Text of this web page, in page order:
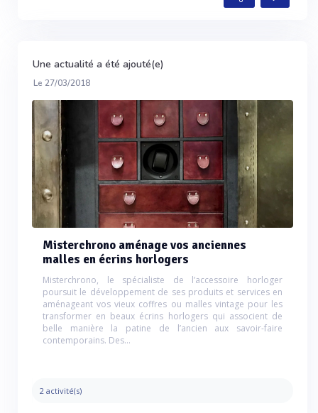
Une actualité a été ajouté(e)
Le 27/03/2018
Misterchrono aménage vos anciennes
malles en écrins horlogers
Misterchrono, le spécialiste de l’accessoire horloger
poursuit le développement de ses produits et services en
aménageant vos vieux coffres ou malles vintage pour les
transformer en beaux écrins horlogers qui associent de
belle manière la patine de l’ancien aux savoir-faire
contemporains. Des...
2 activité(s)